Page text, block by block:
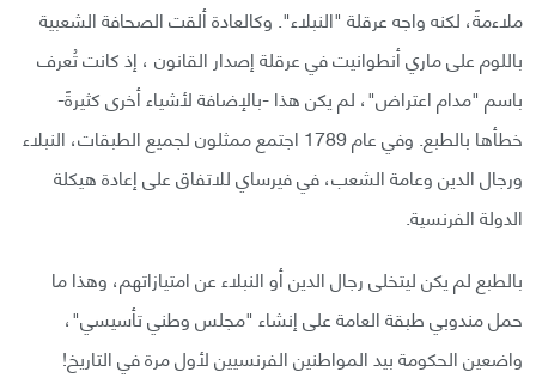
ملاءمةً، لكنه واجه عرقلة "النبلاء". وكالعادة ألقت الصحافة الشعبية
باللوم على ماري أنطوانيت في عرقلة إصدار القانون ، إذ كانت تُعرف
باسم "مدام اعتراض"، لم يكن هذا -بالإضافة لأشياء أخرى كثيرةً-
خطأها بالطبع. وفي عام 1789 اجتمع ممثلون لجميع الطبقات، النبلاء
ورجال الدين وعامة الشعب، في فيرساي للاتفاق على إعادة هيكلة
الدولة الفرنسية.
بالطبع لم يكن ليتخلى رجال الدين أو النبلاء عن امتيازاتهم، وهذا ما
حمل مندوبي طبقة العامة على إنشاء "مجلس وطني تأسيسي"،
واضعين الحكومة بيد المواطنين الفرنسيين لأول مرة في التاريخ!